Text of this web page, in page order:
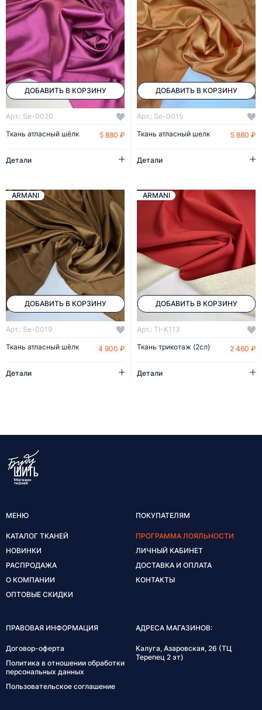
ДОБАВИТЬ В КОРЗИНУ
Арт.: Se-0020
Ткань атласный шёлк
5 880 ₽
Детали
ДОБАВИТЬ В КОРЗИНУ
Арт.: Se-0015
Ткань атласный шелк
5 880 ₽
Детали
ДОБАВИТЬ В КОРЗИНУ
ARMANI
Арт.: Se-0019
Ткань атласный шёлк
4 900 ₽
Детали
ДОБАВИТЬ В КОРЗИНУ
ARMANI
Арт.: TI-K113
Ткань трикотаж (2сл)
2 460 ₽
Детали
МЕНЮ
КАТАЛОГ ТКАНЕЙ
НОВИНКИ
РАСПРОДАЖА
О КОМПАНИИ
ОПТОВЫЕ СКИДКИ
ПОКУПАТЕЛЯМ
ПРОГРАММА ЛОЯЛЬНОСТИ
ЛИЧНЫЙ КАБИНЕТ
ДОСТАВКА И ОПЛАТА
КОНТАКТЫ
ПРАВОВАЯ ИНФОРМАЦИЯ
Договор-оферта
Политика в отношении обработки
персональных данных
Пользовательское соглашение
АДРЕСА МАГАЗИНОВ:
Калуга, Азаровская, 26 (ТЦ
Терепец 2 эт)